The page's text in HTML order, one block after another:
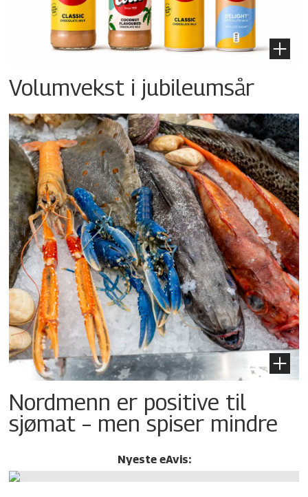
Volumvekst i jubileumsår
Nordmenn er positive til
sjømat – men spiser mindre
Nyeste eAvis: